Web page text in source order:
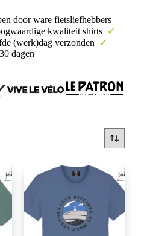
door ware fietsliefhebbers
kwaliteit shirts ✓
(werk)dag verzonden
✓
dagen